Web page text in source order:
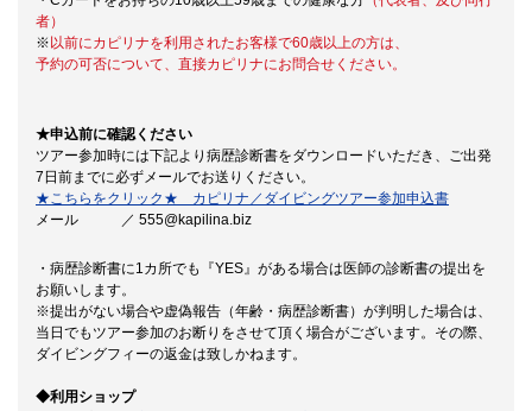
者）
※以前にカピリナを利用されたお客様で60歳以上の方は、
予約の可否について、直接カピリナにお問合せください。
★申込前に確認ください
ツアー参加時には下記より病歴診断書をダウンロードいただき、ご出発
7日前までに必ずメールでお送りください。
★こちらをクリック★ カピリナ／ダイビングツアー参加申込書
メール ／ 555@kapilina.biz
・病歴診断書に1カ所でも『YES』がある場合は医師の診断書の提出を
お願いします。
※提出がない場合や虚偽報告（年齢・病歴診断書）が判明した場合は、
当日でもツアー参加のお断りをさせて頂く場合がございます。その際、
ダイビングフィーの返金は致しかねます。
◆利用ショップ